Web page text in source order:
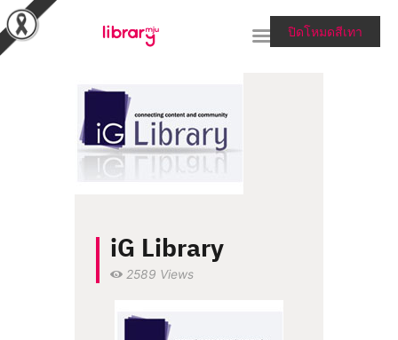
RESEARCH TOOLS &
COLLECTIONS
SERVICES & HELP
สายตรงผู้อำนวยการ
iG Library
2589 Views
ปิดโหมดสีเทา